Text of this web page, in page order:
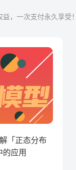
，一次支付永久享受！
「正态分布
的应用